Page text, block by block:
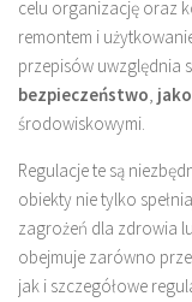
celu organizację oraz
remontem i
przepisów uwzględnia
bezpieczeństwo,
środowiskowymi.
Regulacje te są
obiekty nie tylko
zagrożeń dla zdrowia
obejmuje zarówno
jak i szczegółowe